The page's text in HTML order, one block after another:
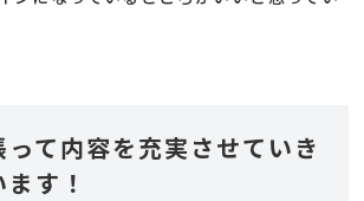
て内容を充実させていき
す！